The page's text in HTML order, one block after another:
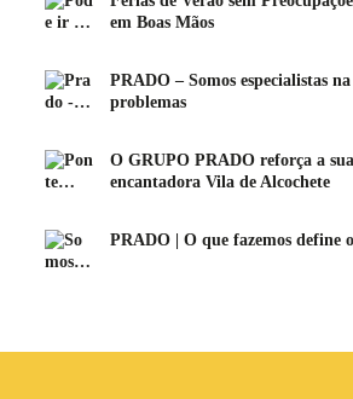
em Boas Mãos
PRADO – Somos especialistas
problemas
O GRUPO PRADO reforça a
encantadora Vila de Alcochete
PRADO | O que fazemos define